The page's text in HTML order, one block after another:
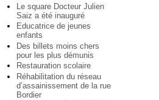
Le square Docteur Julien
Saiz a été inauguré
Educatrice de jeunes
enfants
Des billets moins chers
pour les plus démunis
Restauration scolaire
Réhabilitation du réseau
d’assainissement de la rue
Bordier